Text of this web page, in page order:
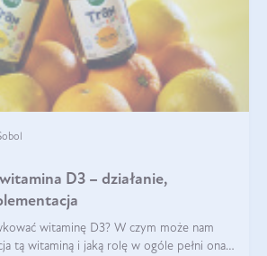
D3 – działanie,
witaminę D3? W czym może nam
tą witaminą i jaką rolę w ogóle pełni ona